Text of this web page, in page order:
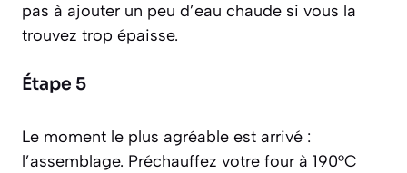
pas à ajouter un peu d’eau chaude si vous la
trouvez trop épaisse.
Étape 5
Le moment le plus agréable est arrivé :
l’assemblage. Préchauffez votre four à 190°C